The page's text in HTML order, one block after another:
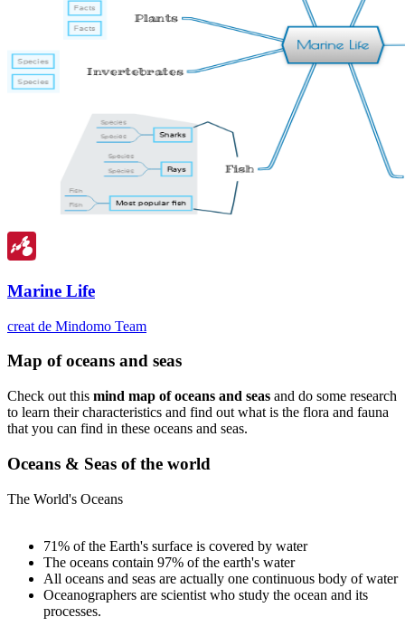
Marine Life
creat de Mindomo Team
Map of oceans and seas
Check out this mind map of oceans and seas and do some research
to learn their characteristics and find out what is the flora and fauna
that you can find in these oceans and seas.
Oceans & Seas of the world
The World's Oceans
71% of the Earth's surface is covered by water
The oceans contain 97% of the earth's water
All oceans and seas are actually one continuous body of water
Oceanographers are scientist who study the ocean and its
processes.